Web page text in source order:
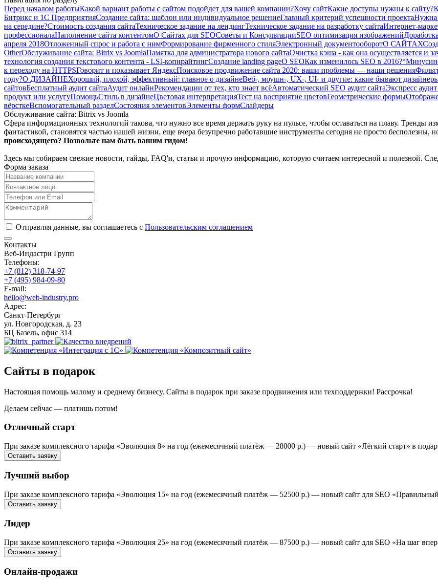
Перед началом работыКакой вариант работы с сайтом подойдет для вашей компании?Хочу сайтКакие доступы нужны к сайту?
Битрикс и 1С ПредприятияСоздание сайта: шаблон или индивидуальное решениеГлавный критерий успешности проектаНужна
на середине?Стоимость создания сайтаТехническое задание на лендингТехническое задание на разработку сайтаИнтернет-
профессионалаНаполнение сайта контентомО Сайтах для SEOСоветы и КонсультацииSEO оптимизация изображений
апреля 2018Отложенный спрос и работа с нимФормирование фирменного стиляЭлектронный документооборотО САЙТАХ
OtherОбслуживание сайта: Bitrix vs JoomlaПамятка для администратора нового сайтаОчистка кэша - как она осуществляется и
технология создания текстового контента - LSI-копирайтингСоздание landing pageО SEOКак изменилось SEO в 2016?
к переходу на HTTPSГоворит и показывает ЯндексПоисковое продвижение сайта 2020: ваши проблемы — наши решения
году?О ДИЗАЙНЕХороший, плохой, эффективный: главное о дизайнеВеб-, моушн-, UX-, UI- и другие: какие бывают
сайтовБесплатный аудит сайтаАудит онлайнРекомендации от тех, кто знает всёАвтоматический SEO аудит сайтаЭкспресс
продукт или услугуПомощьСтиль в дизайнеЦветовая интерпретацияТест на восприятие цветовГеометрические формы
вёрсткеВспомогательный разделСостояния элементовЭлементы формСлайдеры
Обслуживание сайта: Bitrix vs Joomla
Сфера информационных технологий такова, что нужно все время держать руку на пульсе, чтобы оставаться на плаву. Тренды
фантастикой, становятся частью нашей жизни, еще вчера безупречно работавшие инструменты сегодня не просто бесполезны,
происходящего? Позвольте нам быть вашим гидом!
Здесь мы собираем свежие новости, гайды, FAQ'и, статьи и прочую информацию, которую считаем интересной и полезной.
Форма заказа
Отправляя данные, вы соглашаетесь с Пользовательским соглашением
Контакты
Веб-Индастри Групп
Телефоны:
+7 (812) 318-74-97
+7 (495) 984-09-80
E-mail:
hello@web-industry.pro
Адрес:
Санкт-Петербург
ул. Новгородская, д. 23
БЦ Базель, офис 314
Сайты в подарок
Настоящая помощь малому и среднему бизнесу. Сайты в подарок при заказе продвижения или техподдержки! Рассрочка!
Делаем сейчас — платишь потом!
Отличный старт
При заказе комплексного тарифа «Эволюция 8» на год (ежемесячный платёж — 28000 р.) — новый сайт «Лёгкий старт» в
Оставить заявку
Лучший выбор
При заказе комплексного тарифа «Эволюция 15» на год (ежемесячный платёж — 52500 р.) — новый сайт для SEO
Оставить заявку
Лидер
При заказе комплексного тарифа «Эволюция 25» на год (ежемесячный платёж — 87500 р.) — новый сайт для SEO «На шаг
Оставить заявку
Онлайн-продажи